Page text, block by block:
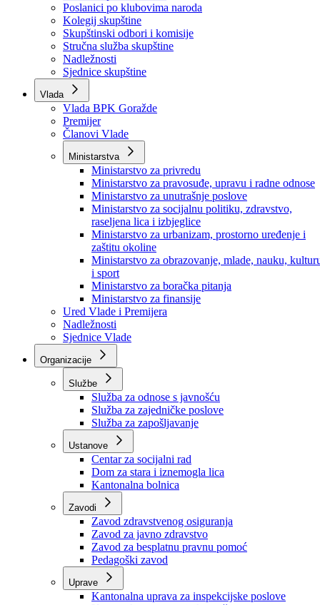
Skupština BPK Goražde
Rukovodstvo
Poslanici po strankama
Poslanici po klubovima naroda
Kolegij skupštine
Skupštinski odbori i komisije
Stručna služba skupštine
Nadležnosti
Sjednice skupštine
Vlada
Vlada BPK Goražde
Premijer
Članovi Vlade
Ministarstva
Ministarstvo za privredu
Ministarstvo za pravosuđe, upravu i radne odnose
Ministarstvo za unutrašnje poslove
Ministarstvo za socijalnu politiku, zdravstvo,
raseljena lica i izbjeglice
Ministarstvo za urbanizam, prostorno uređenje i
zaštitu okoline
Ministarstvo za obrazovanje, mlade, nauku,
i sport
Ministarstvo za boračka pitanja
Ministarstvo za finansije
Ured Vlade i Premijera
Nadležnosti
Sjednice Vlade
Organizacije
Službe
Služba za odnose s javnošću
Služba za zajedničke poslove
Služba za zapošljavanje
Ustanove
Centar za socijalni rad
Dom za stara i iznemogla lica
Kantonalna bolnica
Zavodi
Zavod zdravstvenog osiguranja
Zavod za javno zdravstvo
Zavod za besplatnu pravnu pomoć
Pedagoški zavod